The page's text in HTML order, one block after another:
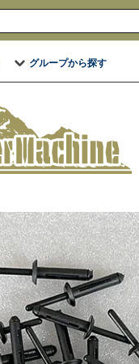
グループから探す